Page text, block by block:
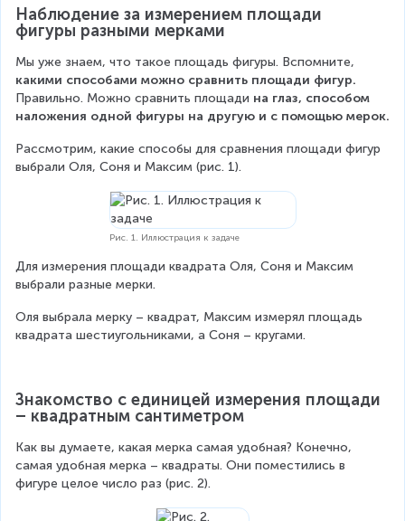
Наблюдение за измерением площади
фигуры разными мерками
Мы уже знаем, что такое площадь фигуры. Вспомните,
какими способами можно сравнить площади фигур.
Правильно. Можно сравнить площади на глаз, способом
наложения одной фигуры на другую и с помощью мерок.
Рассмотрим, какие способы для сравнения площади фигур
выбрали Оля, Соня и Максим (рис. 1).
Рис. 1. Иллюстрация к задаче
Для измерения площади квадрата Оля, Соня и Максим
выбрали разные мерки.
Оля выбрала мерку – квадрат, Максим измерял площадь
квадрата шестиугольниками, а Соня – кругами.
Знакомство с единицей измерения площади
– квадратным сантиметром
Как вы думаете, какая мерка самая удобная? Конечно,
самая удобная мерка – квадраты. Они поместились в
фигуре целое число раз (рис. 2).